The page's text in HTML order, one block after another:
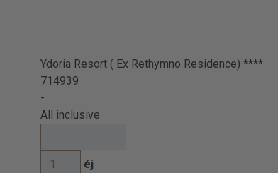
Ydoria Resort ( Ex Rethymno Residence) ****
714939
-
All inclusive
éj